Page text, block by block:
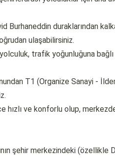
Burhaneddin duraklarından
ulaşabilirsiniz.
trafik yoğunluğuna
T1 (Organize Sanayi -
hızlı ve konforlu olup,
şehir merkezindeki